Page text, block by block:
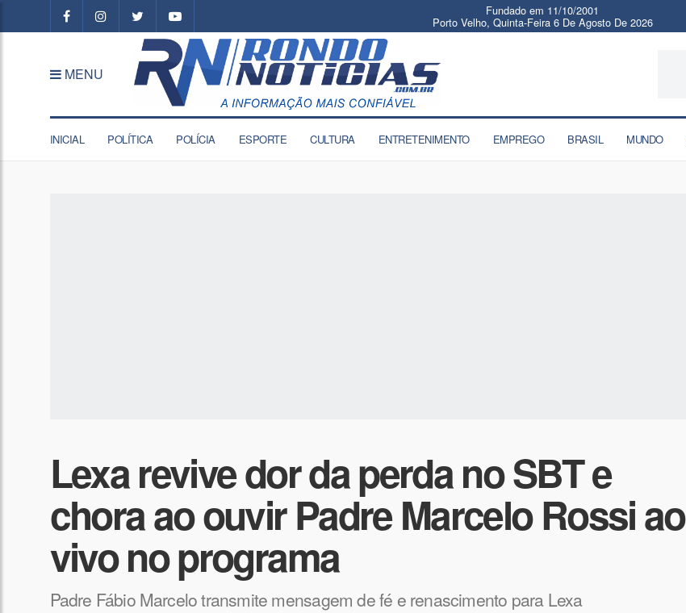
Fundado em 11/10/2001
Porto Velho, Quinta-Feira 6 De Agosto De 2026
MENU
INICIAL POLÍTICA POLÍCIA ESPORTE CULTURA ENTRETENIMENTO EMPREGO BRASIL MUNDO
Lexa revive dor da perda no SBT e
chora ao ouvir Padre Marcelo Rossi ao
vivo no programa
Padre Fábio Marcelo transmite mensagem de fé e renascimento para Lexa